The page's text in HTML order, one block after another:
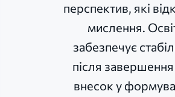
перспектив, які
мислення.
забезпечує
після
внесок у